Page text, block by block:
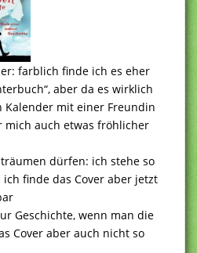
farblich finde ich es eher
aber da es wirklich
Kalender mit einer Freundin
mich auch etwas fröhlicher
dürfen: ich stehe so
finde das Cover aber jetzt
Geschichte, wenn man die
Cover aber auch nicht so